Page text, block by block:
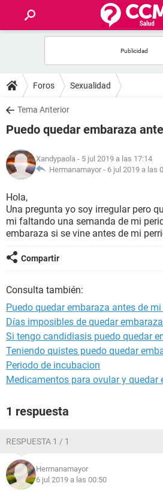
FOROS
SALUD
NUTRICIÓN
BIENESTAR
SEXUALIDAD
GLOSARIO
Foros Sexualidad
Tema Anterior
Puedo quedar embaraza
Xandypaola - 5 jul 2019 a las 17:14
Hermanamayor - 6 jul 2019 a las
Hola,
Una pregunta yo soy irregular pero
mi faltando una semanda de mi
embaraza si se vine antes de mi
Compartir
Consulta también:
Puedo quedar embaraza antes de
Días imposibles de quedar
Si tengo candidiasis puedo quedar
Teniendo quistes puedo quedar
Periodo de incubacion
Medicamentos para ovular y quedar
1 respuesta
RESPUESTA 1 / 1
Hermanamayor
6 jul 2019 a las 00:50